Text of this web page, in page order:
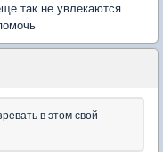
так не увлекаются
в этом свой